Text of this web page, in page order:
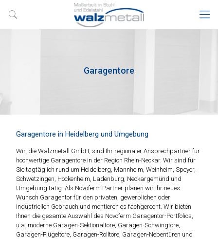
Garagentore
Garagentore in Heidelberg und Umgebung
Wir, die Walzmetall GmbH, sind Ihr regionaler Ansprechpartner für
hochwertige Garagentore in der Region Rhein-Neckar. Wir sind für
Sie tagtäglich rund um Heidelberg, Mannheim, Weinheim, Speyer,
Schwetzingen, Hockenheim, Ladenburg, Neckargemünd und
Umgebung tätig. Als Novoferm Partner planen wir Ihr neues
Wunsch Garagentor für den privaten, gewerblichen oder
industriellen Gebrauch und montieren es fachgerecht. Wir bieten
Ihnen die gesamte Auswahl des Novoferm Garagentor-Portfolios,
u.a. moderne Garagen-Sektionaltore, Garagen-Schwingtore,
Garagen-Flügeltore, Garagen-Rolltore, Garagen-Nebentüren und